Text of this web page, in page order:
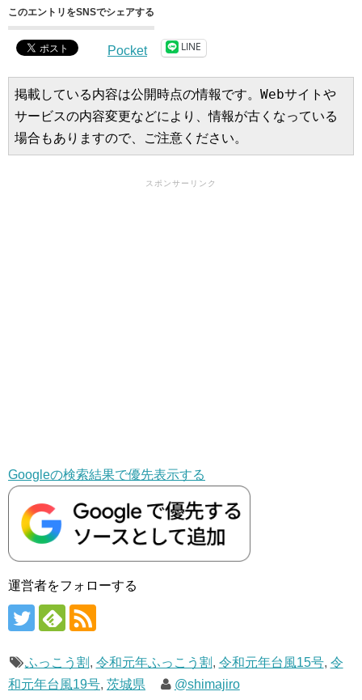
このエントリをSNSでシェアする
Pocket LINE
掲載している内容は公開時点の情報です。Webサイトや
サービスの内容変更などにより、情報が古くなっている
場合もありますので、ご注意ください。
スポンサーリンク
Googleの検索結果で優先表示する
運営者をフォローする
ふっこう割 , 令和元年ふっこう割 , 令和元年台風15号, 令
和元年台風19号, 茨城県 @shimajiro